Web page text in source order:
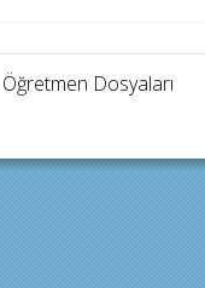
Öğretmen Dosyaları